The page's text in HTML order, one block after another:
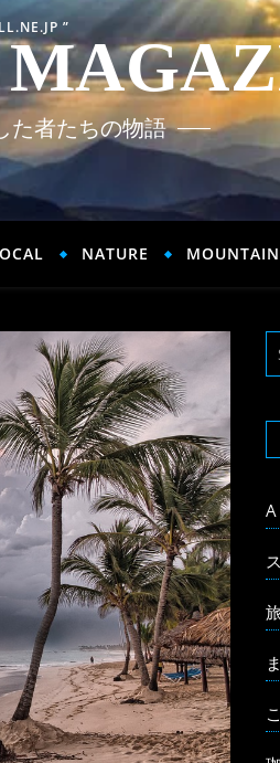
”
た者たちの物語
NATURE MOUNTAIN
A